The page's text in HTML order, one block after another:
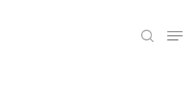
search
Close